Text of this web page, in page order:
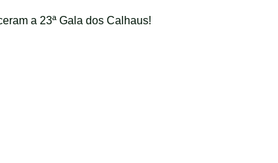
a 23ª Gala dos Calhaus!